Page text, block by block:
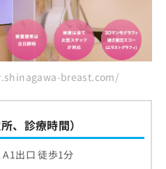
breast.com/
、診療時間）
出口 徒歩1分